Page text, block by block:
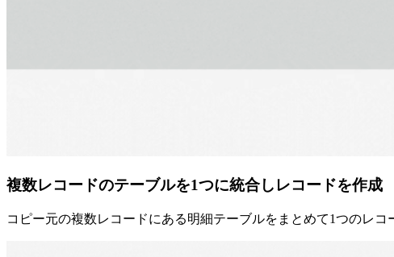
複数レコードのテーブルを1つに統合しレコードを作成
コピー元の複数レコードにある明細テーブルをまとめて1つのレ